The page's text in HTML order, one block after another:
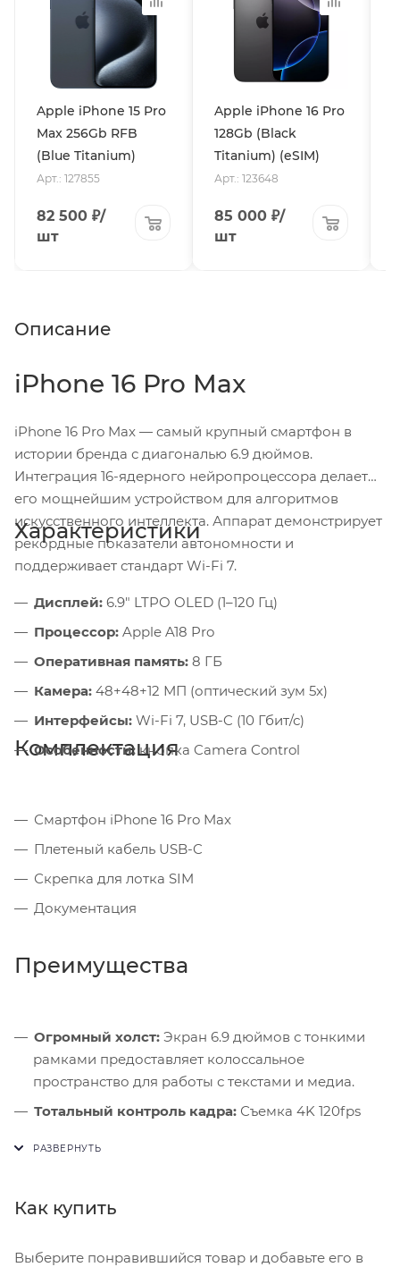
Apple iPhone 15 Pro
Max 256Gb RFB
(Blue Titanium)
Арт.: 127855
82 500 ₽/
шт
Apple iPhone 16 Pro
128Gb (Black
Titanium) (eSIM)
Арт.: 123648
85 000 ₽/
шт
Описание
iPhone 16 Pro Max
iPhone 16 Pro Max — самый крупный смартфон в
истории бренда с диагональю 6.9 дюймов.
Интеграция 16-ядерного нейропроцессора делает
его мощнейшим устройством для алгоритмов
искусственного интеллекта. Аппарат демонстрирует
рекордные показатели автономности и
поддерживает стандарт Wi-Fi 7.
Характеристики
Дисплей: 6.9" LTPO OLED (1–120 Гц)
Процессор: Apple A18 Pro
Оперативная память: 8 ГБ
Камера: 48+48+12 МП (оптический зум 5x)
Интерфейсы: Wi-Fi 7, USB-C (10 Гбит/с)
Особенности:кнопка Camera Control
Комплектация
Смартфон iPhone 16 Pro Max
Плетеный кабель USB-C
Скрепка для лотка SIM
Документация
Преимущества
Огромный холст: Экран 6.9 дюймов с тонкими
рамками предоставляет колоссальное
пространство для работы с текстами и медиа.
Тотальный контроль кадра: Съемка 4K 120fps
скорость замедления прямо в галерее.
обеспечивает мгновенную загрузку проектов в
Как купить
Выберите понравившийся товар и добавьте его в